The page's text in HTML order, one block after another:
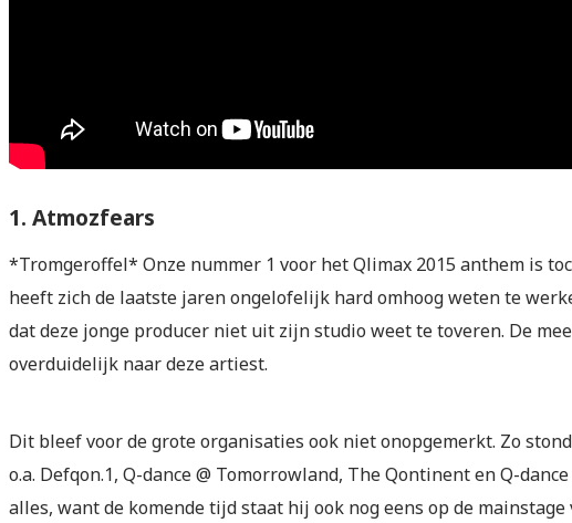
1. Atmozfears
*Tromgeroffel* Onze nummer 1 voor het Qlimax 2015 anthem is
heeft zich de laatste jaren ongelofelijk hard omhoog weten te
dat deze jonge producer niet uit zijn studio weet te toveren. De
overduidelijk naar deze artiest.
Dit bleef voor de grote organisaties ook niet onopgemerkt. Zo
o.a. Defqon.1, Q-dance @ Tomorrowland, The Qontinent en Q-
alles, want de komende tijd staat hij ook nog eens op de mainstage